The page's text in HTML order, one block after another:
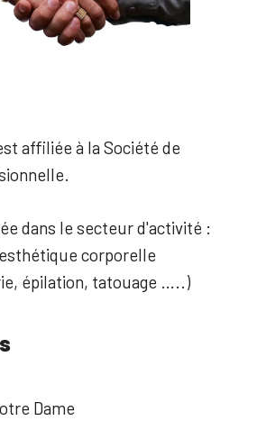
affiliée à la Société de
dans le secteur d'activité :
corporelle
épilation, tatouage …..)
Dame